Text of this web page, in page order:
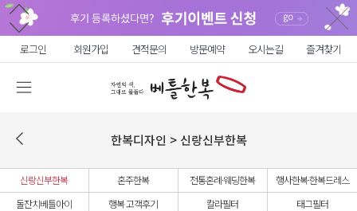
로그인 회원가입 견적문의 방문예약 오시는길 즐겨찾기
한복디자인 > 신랑신부한복
신랑신부한복 혼주한복 전통혼례·웨딩한복
행사한복·한복드레스
돌잔치베틀아이
행복 고객후기 칼라필터 태그필터